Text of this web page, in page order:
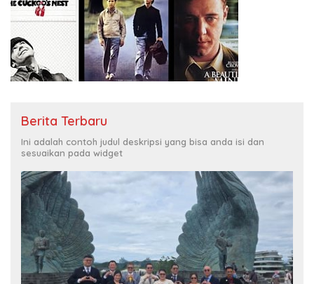
Berita Terbaru
Ini adalah contoh judul deskripsi yang bisa anda isi dan
sesuaikan pada widget